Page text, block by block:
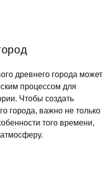
древнего города может
процессом для
Чтобы создать
города, важно не только
того времени,